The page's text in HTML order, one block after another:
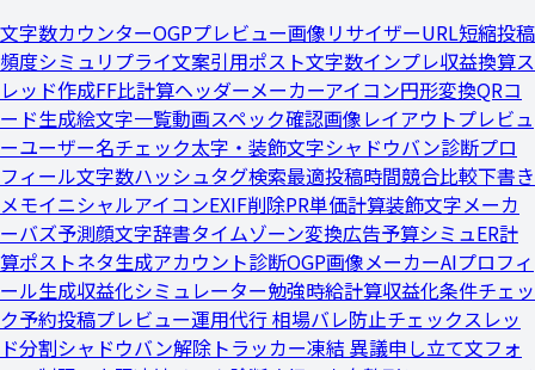
文字数カウンターOGPプレビュー画像リサイザーURL短縮投稿
頻度シミュ リプライ文案引用ポスト文字数インプレ収益換算ス
レッド作成FF比計算ヘッダーメーカーアイコン円形変換QRコ
ード生成絵文字一覧動画スペック確認画像レイアウトプレビュ
ーユーザー名チェック太字・装飾文字シャドウバン診断プロ
フィール文字数ハッシュタグ検索最適投稿時間競合比較下書き
メモイニシャルアイコンEXIF削除PR単価計算装飾文字メーカ
ーバズ予測顔文字辞書タイムゾーン変換広告予算シミュER計
算ポストネタ生成アカウント診断OGP画像メーカーAIプロフィ
ール生成収益化シミュレーター勉強時給計算収益化条件チェッ
ク予約投稿プレビュー運用代行 相場バレ防止チェックスレッ
ド分割シャドウバン解除トラッカー凍結 異議申し立て文フォ